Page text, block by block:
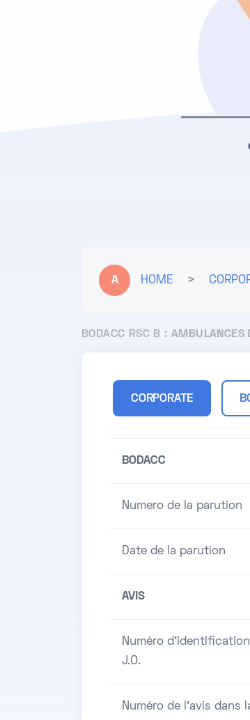
A HOME >
BODACC RSC B : AMBULANCES
CORPORATE
BODACC
Numero de la parution
Date de la parution
AVIS
Numéro d'identification
J.O.
Numéro de l'avis dans